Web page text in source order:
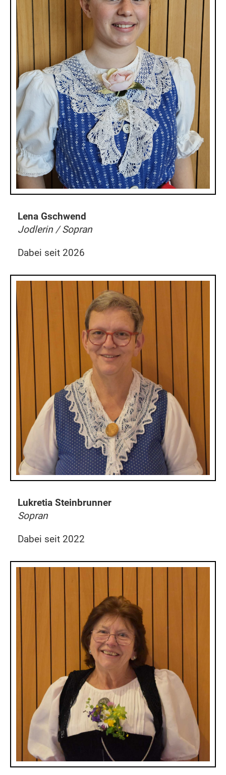
Lena Gschwend
Jodlerin / Sopran
Dabei seit 2026
Lukretia Steinbrunner
Sopran
Dabei seit 2022